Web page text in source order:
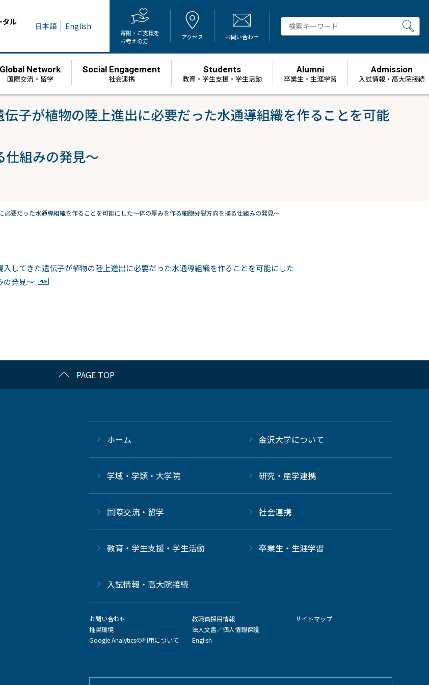
タル 日本語 English
寄附・ご支援を
お考えの方
アクセス お問い合わせ
Global Network
国際交流・留学
Social Engagement
社会連携
Students
教育・学生支援・学生活動
Alumni
卒業生・生涯学習
Admission
⼊試情報・高大院接続
子が植物の陸上進出に必要だった水通導組織を作ることを可能
仕組みの発見〜
必要だった水通導組織を作ることを可能にした〜体の厚みを作る細胞分裂方向を操る仕組みの発見〜
してきた遺伝子が植物の陸上進出に必要だった水通導組織を作ることを可能にした
の発見〜
PAGE TOP
ホーム 金沢大学について
学域・学類・大学院 研究・産学連携
国際交流・留学 社会連携
教育・学生支援・学生活動 卒業生・生涯学習
⼊試情報・高大院接続
お問い合わせ
推奨環境
Google Analyticsの利用について
教職員採用情報
法人文書／個人情報保護
English
サイトマップ